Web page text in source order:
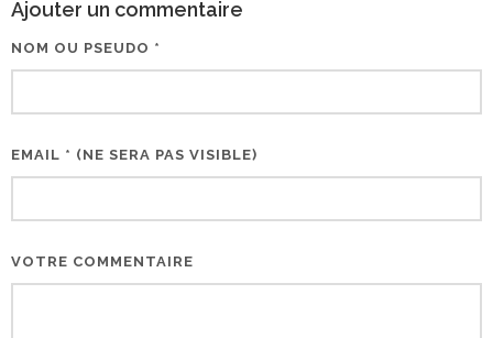
Ajouter un commentaire
NOM OU PSEUDO *
EMAIL * (NE SERA PAS VISIBLE)
VOTRE COMMENTAIRE